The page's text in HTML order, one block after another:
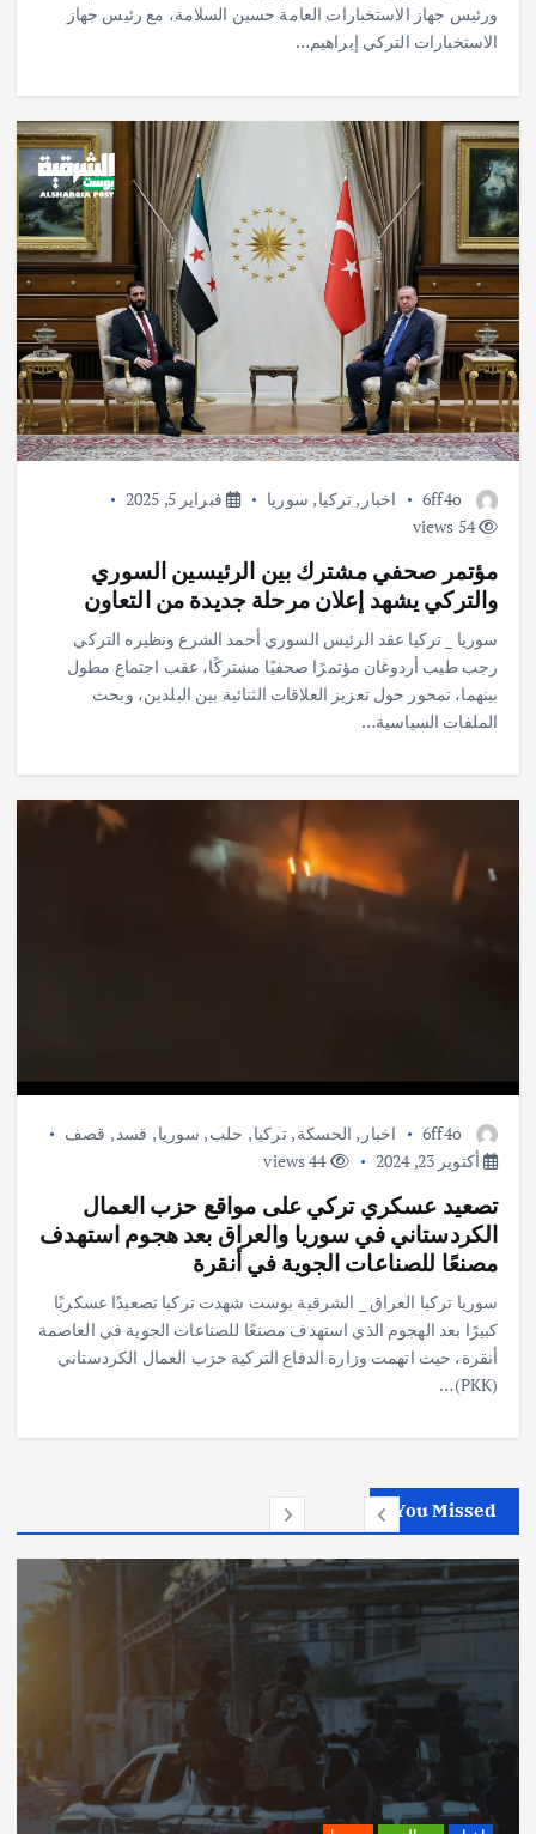
ورئيس جهاز الاستخبارات العامة حسين السلامة، مع رئيس جهاز
الاستخبارات التركي إبراهيم…
6ff4o اخبار , تركيا, سوريا
فبراير 5, 2025
54 views
مؤتمر صحفي مشترك بين الرئيسين السوري
والتركي يشهد إعلان مرحلة جديدة من التعاون
سوريا _ تركيا عقد الرئيس السوري أحمد الشرع ونظيره التركي
رجب طيب أردوغان مؤتمرًا صحفيًا مشتركًا، عقب اجتماع مطول
بينهما، تمحور حول تعزيز العلاقات الثنائية بين البلدين، وبحث
الملفات السياسية…
6ff4o اخبار , الحسكة,تركيا, حلب, سوريا, قسد , قصف
أكتوبر 23, 2024
44 views
تصعيد عسكري تركي على مواقع حزب العمال
الكردستاني في سوريا والعراق بعد هجوم استهدف
مصنعًا للصناعات الجوية في أنقرة
سوريا تركيا العراق _ الشرقية بوست شهدت تركيا تصعيدًا عسكريًا
كبيرًا بعد الهجوم الذي استهدف مصنعًا للصناعات الجوية في العاصمة
أنقرة، حيث اتهمت وزارة الدفاع التركية حزب العمال الكردستاني
(PKK)…
You Missed